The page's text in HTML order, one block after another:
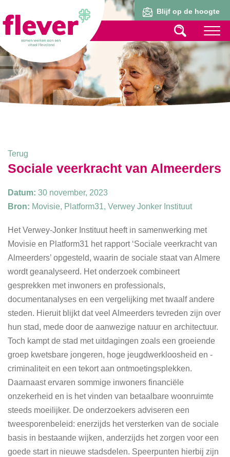
Blijf op de hoogte
Terug
Sociale veerkracht van Almeerders
Datum: 30 november, 2023
Bron: Movisie, Platform31, Verwey Jonker Instituut
Het Verwey-Jonker Instituut heeft in samenwerking met
Movisie en Platform31 het rapport ‘Sociale veerkracht van
Almeerders’ opgesteld, waarin de sociale staat van Almere
wordt geanalyseerd. Het onderzoek combineert
gesprekken met inwoners en professionals,
documentanalyses en een vergelijking met twaalf andere
steden. Hieruit blijkt dat veel Almeerders tevreden zijn over
hun stad, mede door de aanwezige natuur en architectuur.
Toch kampt de stad met uitdagingen zoals een groeiende
groep kwetsbare jongeren, hoge jeugdwerkloosheid en -
criminaliteit en een tekort aan ontmoetingsplekken.
Daarnaast ervaren sommige inwoners financiële
onzekerheid en is het vinden van betaalbare woonruimte
steeds moeilijker. De onderzoekers adviseren een
tweesporenbeleid: enerzijds het versterken van de sociale
basis in bestaande wijken, anderzijds het zorgen voor een
goede start in nieuwe stadsdelen. Speerpunten hierbij zijn